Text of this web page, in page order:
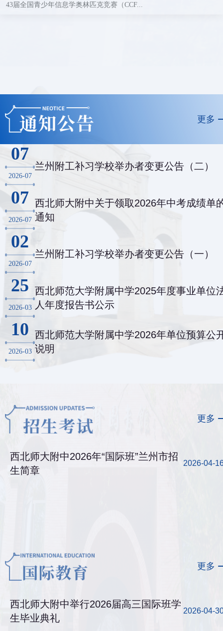
43届全国青少年信息学奥林匹克竞赛（CCF...
更多
07
2026-07
兰州附工补习学校举办者变更公告（二）
07
2026-07
西北师大附中关于领取2026年中考成绩单
通知
02
2026-07
兰州附工补习学校举办者变更公告（一）
25
2026-03
西北师范大学附属中学2025年度事业单位
人年度报告书公示
10
2026-03
西北师范大学附属中学2026年单位预算公
说明
更多
西北师大附中2026年“国际班”兰州市招
生简章
2026-04-
更多
西北师大附中举行2026届高三国际班学
生毕业典礼
2026-04-